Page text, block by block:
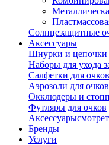
Солнцезащитные
Аксессуары
Шнурки и цепочки
Наборы для ухода
Салфетки для очков
Аэрозоли для очков
Окклюдеры и
Футляры для очков
Аксессуары
Бренды
Услуги